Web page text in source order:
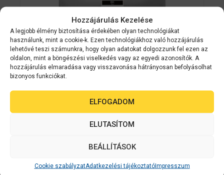
Hozzájárulás Kezelése
A legjobb élmény biztosítása érdekében olyan technológiákat
használunk, mint a cookie-k. Ezen technológiákhoz való hozzájárulás
lehetővé teszi számunkra, hogy olyan adatokat dolgozzunk fel ezen az
oldalon, mint a böngészési viselkedés vagy az egyedi azonosítók. A
hozzájárulás elmaradása vagy visszavonása hátrányosan befolyásolhat
bizonyos funkciókat.
ELFOGADOM
ELUTASÍTOM
BEÁLLÍTÁSOK
Cookie szabályzatAdatkezelési tájékoztatóImpresszum
Epson kellékanyag C13T05A10N
Epson T05A1 Black patron 20K
(Eredeti) C13T05A10N Workforce Pro
WF-C878R/C879R széria
0
z
5
b
ő
32 410Ft